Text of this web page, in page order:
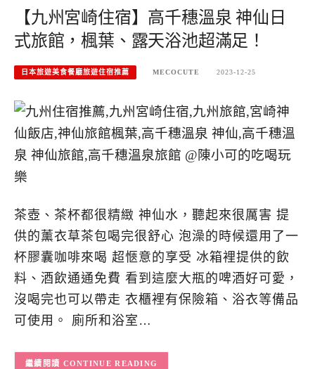
【九州宮崎住宿】高千穗溫泉 神仙日
式旅館，楓葉、露天浴池超滿足！
日本旅遊美食餐廳旅遊住宿推薦 MECOCUTE 2023-12-25
茶壺、茶杯都很精緻 神仙水，聽起來很厲害 提
供的薰衣草茶包喝完很舒心 泡澡的時候還用了一
杯膠囊咖啡來喝 超愜意的享受 冰箱裡提供的飲
料、酒飲通通免費 看到這麼大瓶的啤酒好可愛，
沒喝完也可以帶走 衣櫃裡有保險箱、浴衣等備品
可使用。 廁所和浴室…
CONTINUE READING